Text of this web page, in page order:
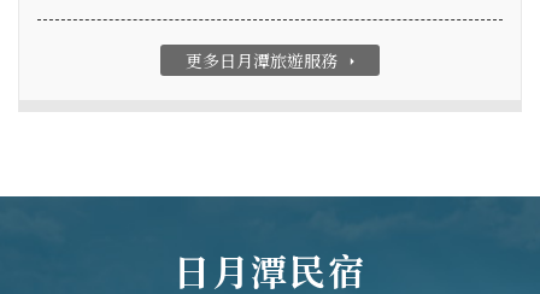
更多日月潭旅遊服務 arrow_right
日月潭民宿